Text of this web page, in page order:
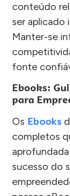
conteúdo
ser aplicado
Manter-se
fonte
Ebooks:
para
Os Ebooks
completos
sucesso do